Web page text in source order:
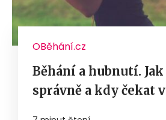
OBěhání.cz
Běhání a hubnutí.
správně a kdy čekat